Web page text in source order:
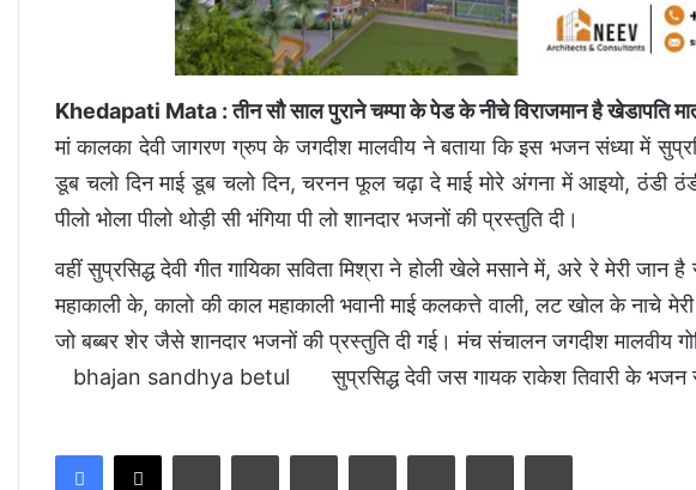
Khedapati Mata : तीन सौ साल पुराने चम्पा के पेड के नीचे विराजमान है खेडापति
मां कालका देवी जागरण ग्रुप के जगदीश मालवीय ने बताया कि इस भजन संध्या में
डूब चलो दिन माई डूब चलो दिन, चरनन फूल चढ़ा दे माई मोरे अंगना में आइयो, ठंडी
पीलो भोला पीलो थोड़ी सी भंगिया पी लो शानदार भजनों की प्रस्तुति दी।
वहीं सुप्रसिद्ध देवी गीत गायिका सविता मिश्रा ने होली खेले मसाने में, अरे रे मेरी जान
महाकाली के, कालो की काल महाकाली भवानी माई कलकत्ते वाली, लट खोल के
जो बब्बर शेर जैसे शानदार भजनों की प्रस्तुति दी गई। मंच संचालन जगदीश मालवीय
bhajan sandhya betul
सुप्रसिद्ध देवी जस गायक राकेश तिवारी के भजन